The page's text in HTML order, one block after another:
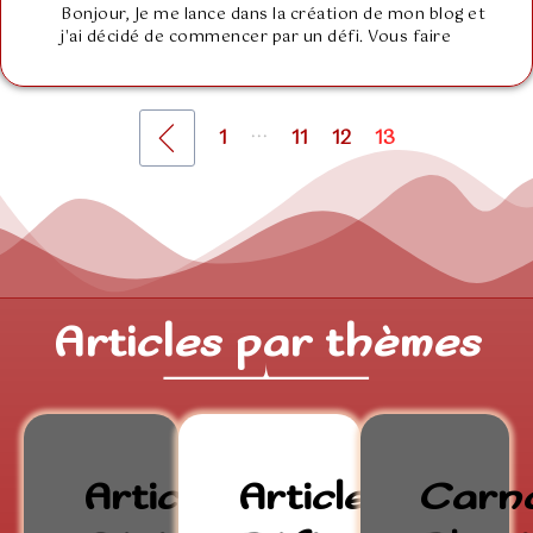
Bonjour, Je me lance dans la création de mon blog et
j'ai décidé de commencer par un défi. Vous faire
1 ... 11 12 13
Articles par thèmes
Articles
Articles